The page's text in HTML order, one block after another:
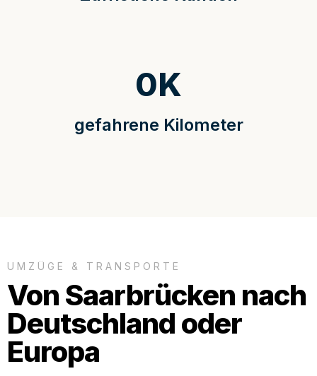
gefahrene Kilometer
0K
UMZÜGE & TRANSPORTE
Von Saarbrücken nach
Deutschland oder
Europa